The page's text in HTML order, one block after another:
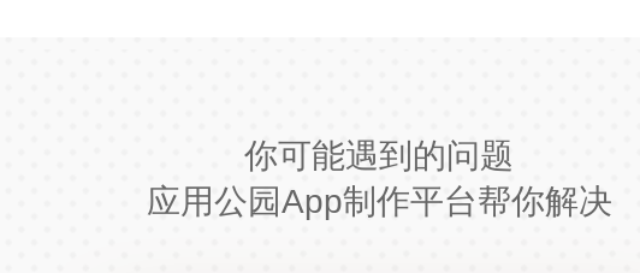
你可能遇到的问题
应用公园App制作平台帮你解决